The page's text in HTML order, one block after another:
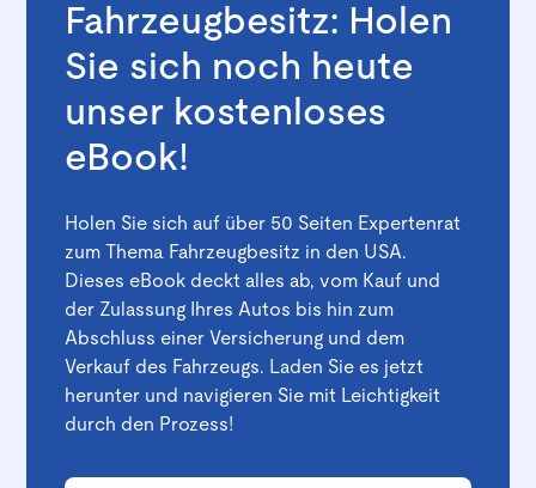
Fahrzeugbesitz: Holen
Sie sich noch heute
unser kostenloses
eBook!
Holen Sie sich auf über 50 Seiten Expertenrat
zum Thema Fahrzeugbesitz in den USA.
Dieses eBook deckt alles ab, vom Kauf und
der Zulassung Ihres Autos bis hin zum
Abschluss einer Versicherung und dem
Verkauf des Fahrzeugs. Laden Sie es jetzt
herunter und navigieren Sie mit Leichtigkeit
durch den Prozess!